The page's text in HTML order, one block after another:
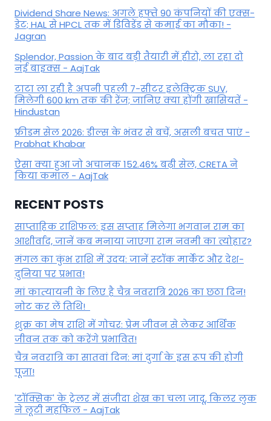
Dividend Share News: अगले हफ्ते 90 कंपनियों की एक्स-
डेट; HAL से HPCL तक में डिविडेंड से कमाई का मौका! -
Jagran
Splendor, Passion के बाद बड़ी तैयारी में हीरो, ला रहा दो
नई बाइक्स - AajTak
टाटा ला रही है अपनी पहली 7-सीटर इलेक्ट्रिक SUV,
मिलेगी 600 km तक की रेंज; जानिए क्या होंगी खासियतें -
Hindustan
फ्रीडम सेल 2026: डील्स के भंवर से बचें, असली बचत पाएं -
Prabhat Khabar
ऐसा क्या हुआ जो अचानक 152.46% बढ़ी सेल, CRETA ने
किया कमाल - AajTak
RECENT POSTS
साप्ताहिक राशिफल: इस सप्ताह मिलेगा भगवान राम का
आशीर्वाद, जानें कब मनाया जाएगा राम नवमी का त्योहार?
मंगल का कुंभ राशि में उदय: जानें स्‍टॉक मार्केट और देश-
दुनिया पर प्रभाव!
मां कात्‍यायनी के लिए है चैत्र नवरात्रि 2026 का छठा दिन!
नोट कर लें तिथि!
शुक्र का मेष राशि में गोचर: प्रेम जीवन से लेकर आर्थिक
जीवन तक को करेंगे प्रभावित!
चैत्र नवरात्रि का सातवां दिन: मां दुर्गा के इस रूप की होगी
पूजा!
'टॉक्सिक' के ट्रेलर में संजीदा शेख का चला जादू, किलर लुक
ने लूटी महफिल - AajTak